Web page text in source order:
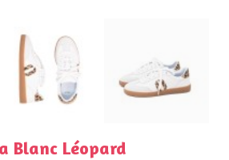
Blanc Léopard